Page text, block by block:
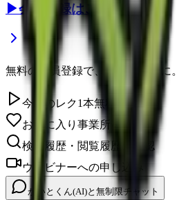
▶会員登録はこちら
無料の会員登録で、さらに便利に。
今日のレク1本無料視聴
お気に入り事業所を保存
検索履歴・閲覧履歴の確認
ウェビナーへの申し込み
かいとくん(AI)と無制限チャット